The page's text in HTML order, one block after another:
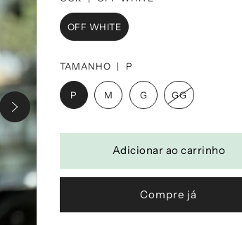
OFF WHITE
TAMANHO | P
P M G GG
Compre já